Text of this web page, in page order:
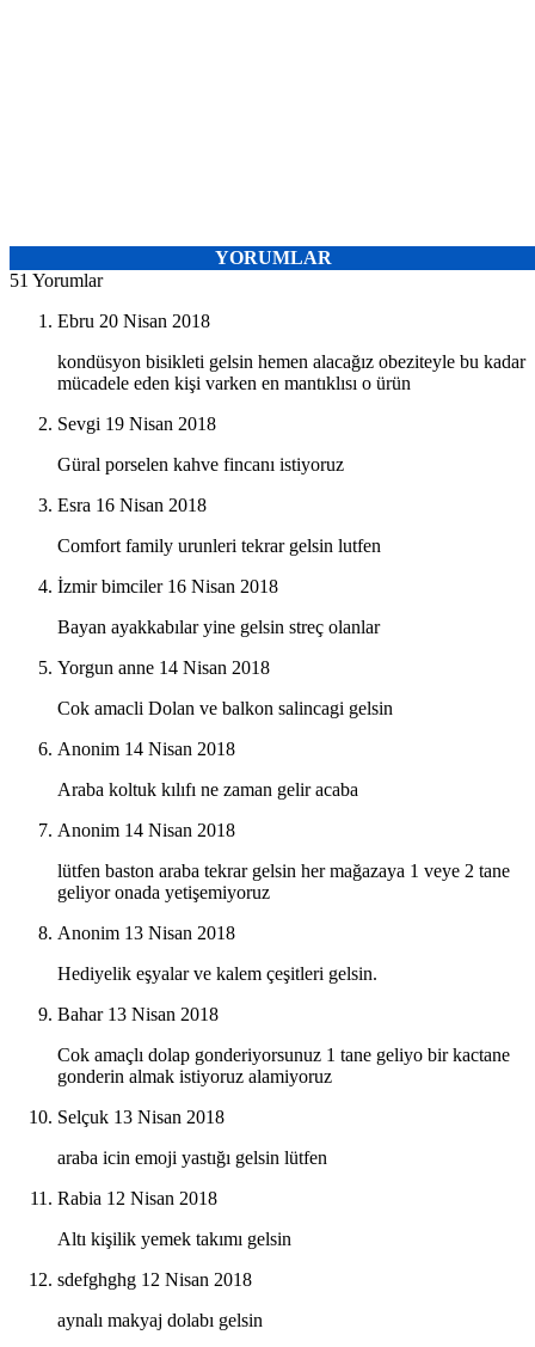
YORUMLAR
51 Yorumlar
Ebru 20 Nisan 2018
kondüsyon bisikleti gelsin hemen alacağız obeziteyle bu kadar
mücadele eden kişi varken en mantıklısı o ürün
Sevgi 19 Nisan 2018
Güral porselen kahve fincanı istiyoruz
Esra 16 Nisan 2018
Comfort family urunleri tekrar gelsin lutfen
İzmir bimciler 16 Nisan 2018
Bayan ayakkabılar yine gelsin streç olanlar
Yorgun anne 14 Nisan 2018
Cok amacli Dolan ve balkon salincagi gelsin
Anonim 14 Nisan 2018
Araba koltuk kılıfı ne zaman gelir acaba
Anonim 14 Nisan 2018
lütfen baston araba tekrar gelsin her mağazaya 1 veye 2 tane
geliyor onada yetişemiyoruz
Anonim 13 Nisan 2018
Hediyelik eşyalar ve kalem çeşitleri gelsin.
Bahar 13 Nisan 2018
Cok amaçlı dolap gonderiyorsunuz 1 tane geliyo bir kactane
gonderin almak istiyoruz alamiyoruz
Selçuk 13 Nisan 2018
araba icin emoji yastığı gelsin lütfen
Rabia 12 Nisan 2018
Altı kişilik yemek takımı gelsin
sdefghghg 12 Nisan 2018
aynalı makyaj dolabı gelsin